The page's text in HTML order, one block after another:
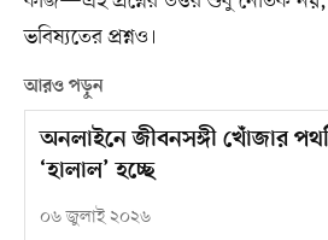
ভবিষ্যতের প্রশ্নও।
আরও পড়ুন
অনলাইনে জীবনসঙ্গী খোঁজার
‘হালাল’ হচ্ছে
০৬ জুলাই ২০২৬